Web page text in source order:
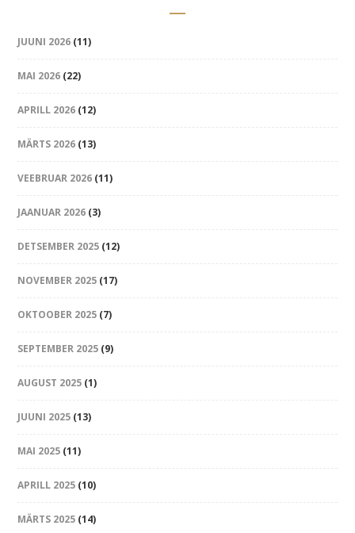
JUUNI 2026 (11)
MAI 2026 (22)
APRILL 2026 (12)
MÄRTS 2026 (13)
VEEBRUAR 2026 (11)
JAANUAR 2026 (3)
DETSEMBER 2025 (12)
NOVEMBER 2025 (17)
OKTOOBER 2025 (7)
SEPTEMBER 2025 (9)
AUGUST 2025 (1)
JUUNI 2025 (13)
MAI 2025 (11)
APRILL 2025 (10)
MÄRTS 2025 (14)